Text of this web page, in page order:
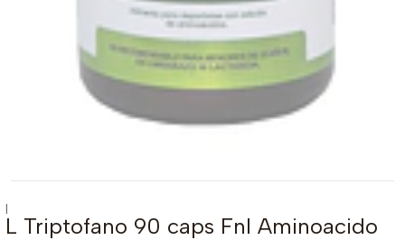
|
L Triptofano 90 caps Fnl Aminoacido